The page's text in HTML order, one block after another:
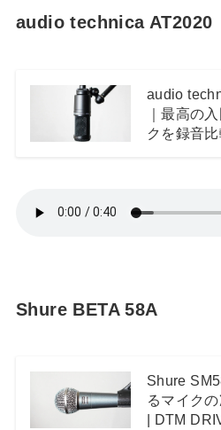
audio technica AT2020
audio
｜最高の
クを録音
Shure BETA 58A
Shure
るマイク
| DTM